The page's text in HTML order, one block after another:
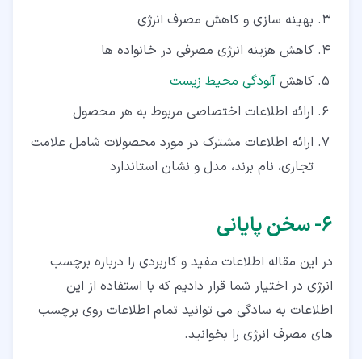
بهینه سازی و کاهش مصرف انرژی
کاهش هزینه انرژی مصرفی در خانواده ها
کاهش آلودگی محیط زیست
ارائه اطلاعات اختصاصی مربوط به هر محصول
ارائه اطلاعات مشترک در مورد محصولات شامل علامت
تجاری، نام برند، مدل و نشان استاندارد
۶‏- سخن پایانی
در این مقاله اطلاعات مفید و کاربردی را درباره برچسب
انرژی در اختیار شما قرار دادیم که با استفاده از این
اطلاعات به سادگی می توانید تمام اطلاعات روی برچسب
های مصرف انرژی را بخوانید.